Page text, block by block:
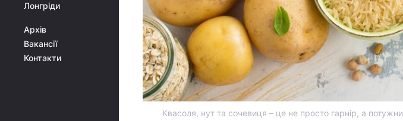
Лонгріди
Архів
Вакансії
Контакти
Квасоля, нут та сочевиця – це не просто гарнір, а